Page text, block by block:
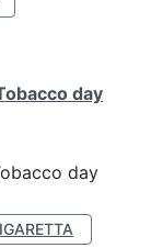
day
day